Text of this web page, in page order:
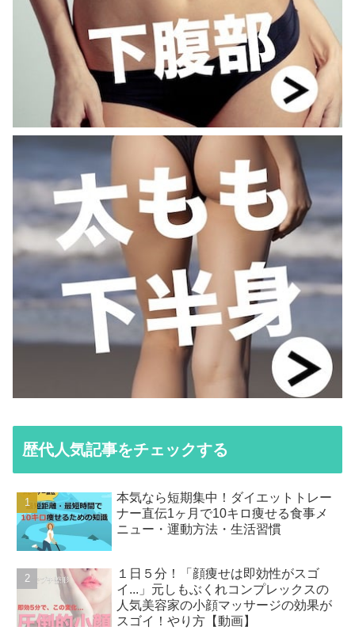
歴代人気記事をチェックする
本気なら短期集中！ダイエットトレー
ナー直伝1ヶ月で10キロ痩せる食事メ
ニュー・運動方法・生活習慣
１日５分！「顔痩せは即効性がスゴ
イ...」元しもぶくれコンプレックスの
人気美容家の小顔マッサージの効果が
スゴイ！やり方【動画】